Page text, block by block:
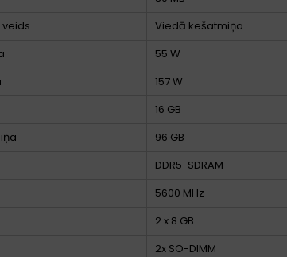
Viedā kešatmiņa
55 W
157 W
16 GB
96 GB
DDR5-SDRAM
5600 MHz
2 x 8 GB
2x SO-DIMM